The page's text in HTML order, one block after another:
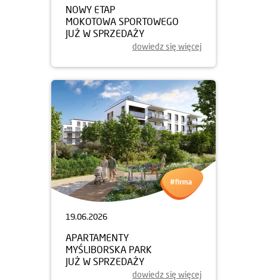
NOWY ETAP
MOKOTOWA SPORTOWEGO
JUŻ W SPRZEDAŻY
dowiedz się więcej
19.06.2026
APARTAMENTY
MYŚLIBORSKA PARK
JUŻ W SPRZEDAŻY
dowiedz się więcej